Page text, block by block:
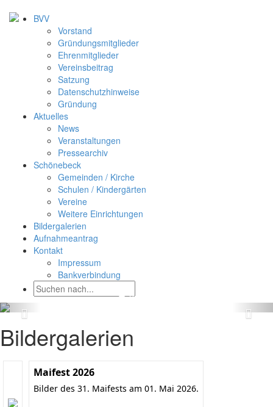
BVV
Vorstand
Gründungsmitglieder
Ehrenmitglieder
Vereinsbeitrag
Satzung
Datenschutzhinweise
Gründung
Aktuelles
News
Veranstaltungen
Pressearchiv
Schönebeck
Gemeinden / Kirche
Schulen / Kindergärten
Vereine
Weitere Einrichtungen
Bildergalerien
Aufnahmeantrag
Kontakt
Impressum
Bankverbindung
Bildergalerien
Maifest 2026
Bilder des 31. Maifests am 01. Mai 2026.